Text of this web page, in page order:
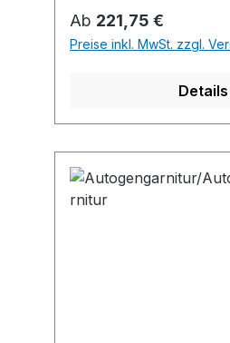
Daten: Schlauchanschluss: G 3/8"
LH-KN
Regulärer Preis:
Ab 221,75 €
Preise inkl. MwSt. zzgl.
Details